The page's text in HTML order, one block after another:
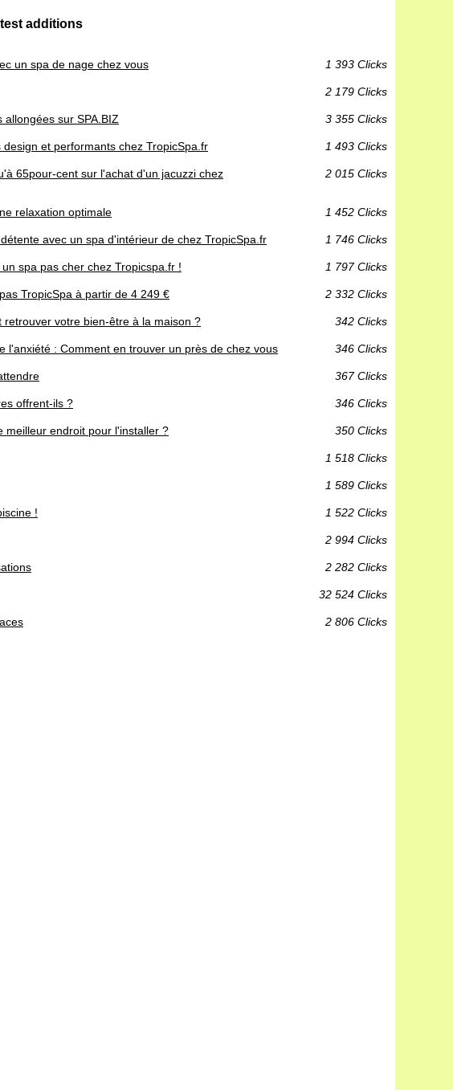
additions
un spa de nage chez vous 1 393 Clicks
2 179 Clicks
sur SPA.BIZ 3 355 Clicks
et performants chez TropicSpa.fr 1 493 Clicks
65pour-cent sur l'achat d'un jacuzzi chez
2 015 Clicks
relaxation optimale 1 452 Clicks
avec un spa d'intérieur de chez TropicSpa.fr 1 746 Clicks
spa pas cher chez Tropicspa.fr ! 1 797 Clicks
TropicSpa à partir de 4 249 € 2 332 Clicks
votre bien-être à la maison ? 342 Clicks
l'anxiété : Comment en trouver un près de chez vous 346 Clicks
367 Clicks
offrent-ils ? 346 Clicks
meilleur endroit pour l'installer ? 350 Clicks
1 518 Clicks
1 589 Clicks
! 1 522 Clicks
2 994 Clicks
2 282 Clicks
32 524 Clicks
2 806 Clicks